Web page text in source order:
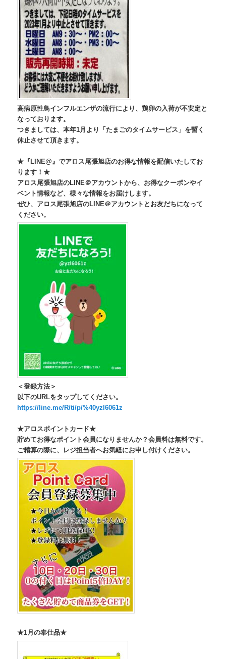
高病原性鳥インフルエンザの流行により、鶏卵の入荷が不安定と
なっております。
つきましては、本年1月より「たまごのタイムサービス」を暫く
休止させて頂きます。
★『LINE@』でアロス尾張旭店のお得な情報を配信いたしてお
ります！★
アロス尾張旭店のLINE＠アカウントから、お得なクーポンやイ
ベント情報など、様々な情報をお届けします。
ぜひ、アロス尾張旭店のLINE＠アカウントとお友だちになって
ください。
＜登録方法＞
以下のURLをタップしてください。
https://line.me/R/ti/p/%40yzl6061z
★アロスポイントカード★
貯めてお得なポイント会員になりませんか？会員料は無料です。
ご精算の際に、レジ担当者へお気軽にお申し付けください。
★1月の奉仕品★